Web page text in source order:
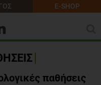
E-SHOP
παθήσεις